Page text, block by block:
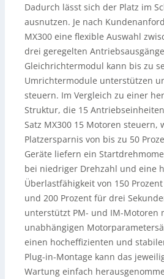
Dadurch lässt sich der Platz im
ausnutzen. Je nach
MX300 eine flexible Auswahl
drei geregelten
Gleichrichtermodul kann bis zu
Umrichtermodule unterstützen
steuern. Im Vergleich zu einer
Struktur, die 15
Satz MX300 15 Motoren steuern,
Platzersparnis von bis zu 50
Geräte liefern ein
bei niedriger Drehzahl und eine
Überlastfähigkeit von 150
und 200 Prozent für drei
unterstützt PM- und IM-Motoren
unabhängigen
einen hocheffizienten und
Plug-in-Montage kann das
Wartung einfach